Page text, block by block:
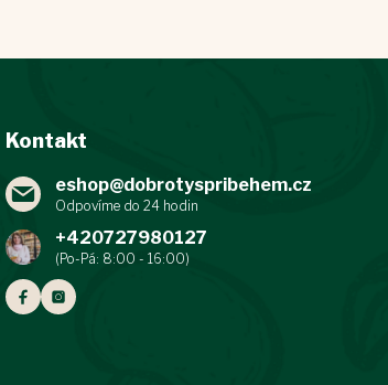
Kontakt
eshop@dobrotyspribehem.cz
+420727980127